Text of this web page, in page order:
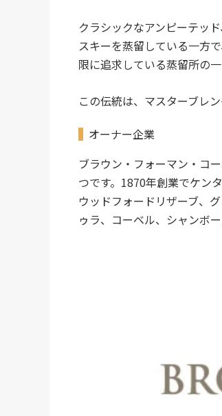
クラシックなアンピーテッ
スキーを蒸留している一方
限に追求している蒸留所の一
この伝統は、マスターブレ
オーナー企業
ブラウン・フォーマン・コ
つです。1870年創業でケン
ウッドフォードリザーブ、
ゥラ、コーベル、シャンボ